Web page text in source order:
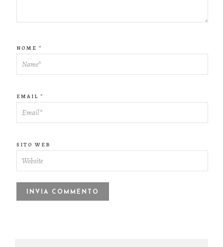
NOME *
EMAIL *
SITO WEB